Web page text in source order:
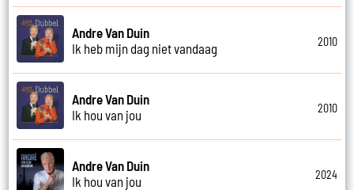
Andre Van Duin
Ik heb mijn dag niet vandaag
2010
Andre Van Duin
Ik hou van jou
2010
Andre Van Duin
Ik hou van jou
2024